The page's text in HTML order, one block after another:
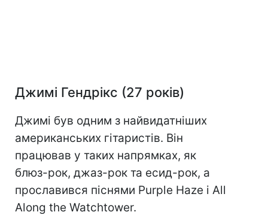
Джимі Гендрікс (27 років)
Джимі був одним з найвидатніших
американських гітаристів. Він
працював у таких напрямках, як
блюз-рок, джаз-рок та есид-рок, а
прославився піснями Purple Haze і All
Along the Watchtower.